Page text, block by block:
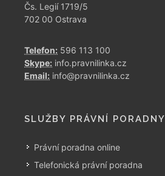
Čs. Legií 1719/5
702 00 Ostrava
Telefon: 596 113 100
Skype: info.pravnilinka.cz
Email: info@pravnilinka.cz
SLUŽBY PRÁVNÍ PORADNY
Právní poradna online
Telefonická právní poradna